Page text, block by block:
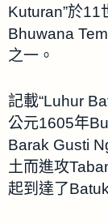
Kuturan”於11
Bhuwana
之一。
記載“Luhur
公元1605年
Barak Gusti
土而進攻
起到達了